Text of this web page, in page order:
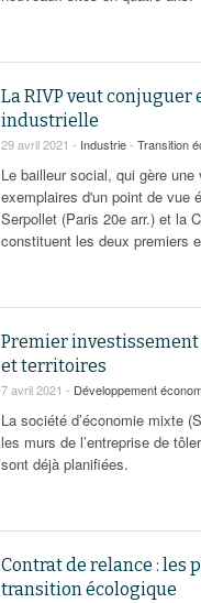
La RIVP veut
industrielle
29 avril 2021 - Industrie- Transition
Le bailleur social, qui gère
exemplaires d'un point de vue
Serpollet (Paris 20e arr.) et la
constituent les deux premiers
Premier
et territoires
7 avril 2021 - Développement
La société d’économie mixte
les murs de l’entreprise de
sont déjà planifiées.
Contrat de relance : les
transition écologique